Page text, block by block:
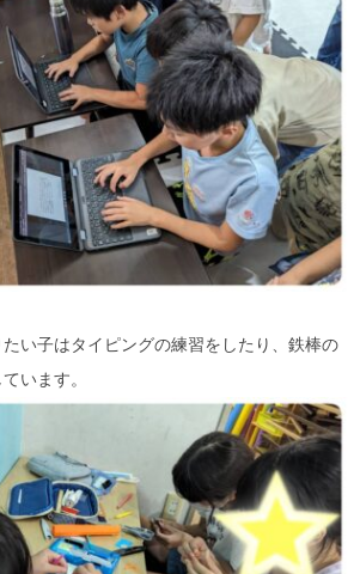
い子はタイピングの練習をしたり、鉄棒の
います。